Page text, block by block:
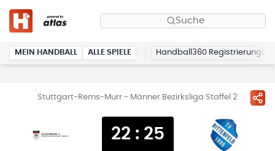
Suche
MEIN HANDBALL ALLE SPIELE Handball360 Registrierung
Stuttgart-Rems-Murr - Männer Bezirksliga Staffel 2
22: 25